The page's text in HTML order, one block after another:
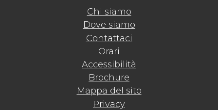
Chi siamo
Dove siamo
Contattaci
Orari
Accessibilità
Brochure
Mappa del sito
Privacy